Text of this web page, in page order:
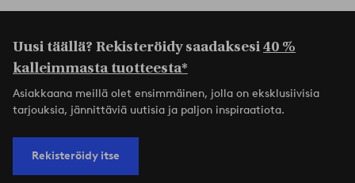
Uusi täällä? Rekisteröidy saadaksesi40 %
kalleimmasta tuotteesta*
Asiakkaana meillä olet ensimmäinen, jolla on eksklusiivisia
tarjouksia, jännittäviä uutisia ja paljon inspiraatiota.
Rekisteröidy itse